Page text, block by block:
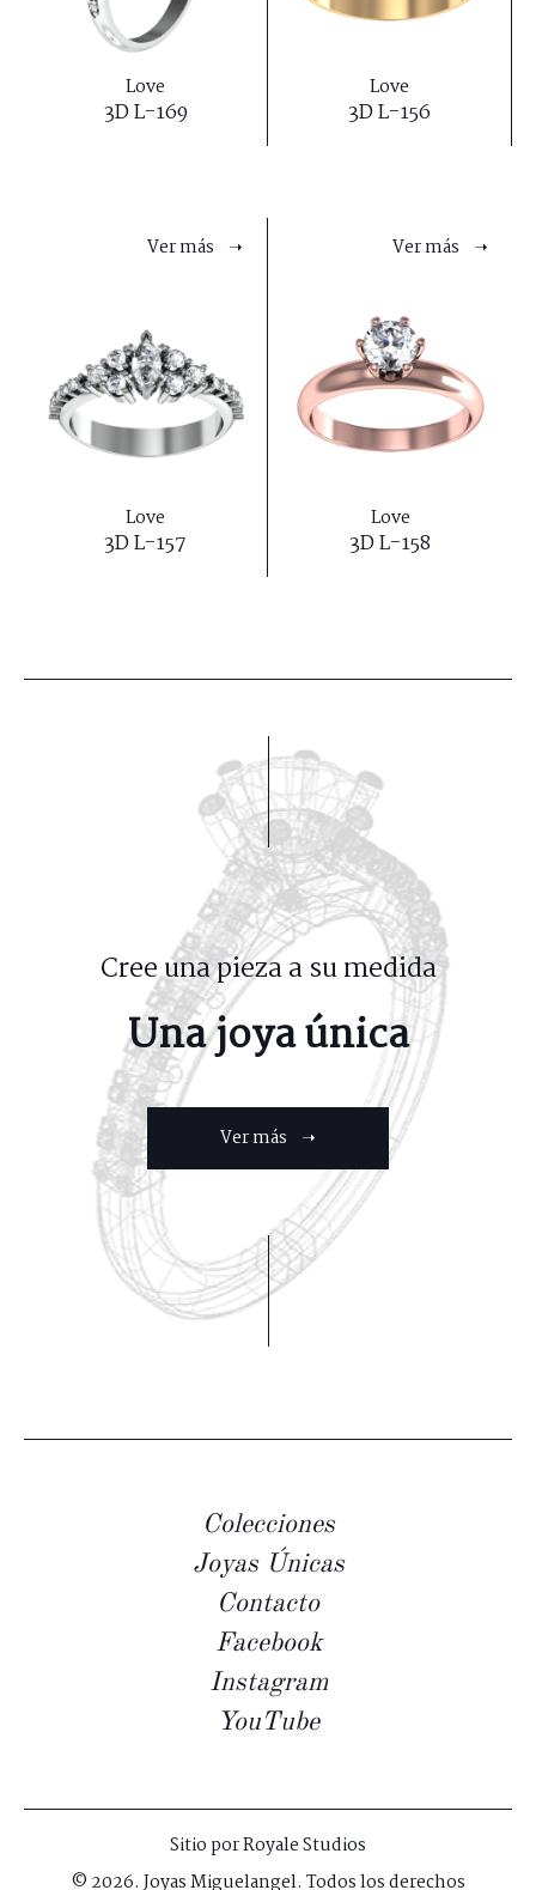
Love
3D L-169
Love
3D L-156
Ver más ➝
Love
3D L-157
Ver más ➝
Love
3D L-158
Cree una pieza a su medida
Una joya única
Ver más ➝
Colecciones
Joyas Únicas
Contacto
Facebook
Instagram
YouTube
Sitio porRoyale Studios
© 2026. Joyas Miguelangel. Todos los derechos